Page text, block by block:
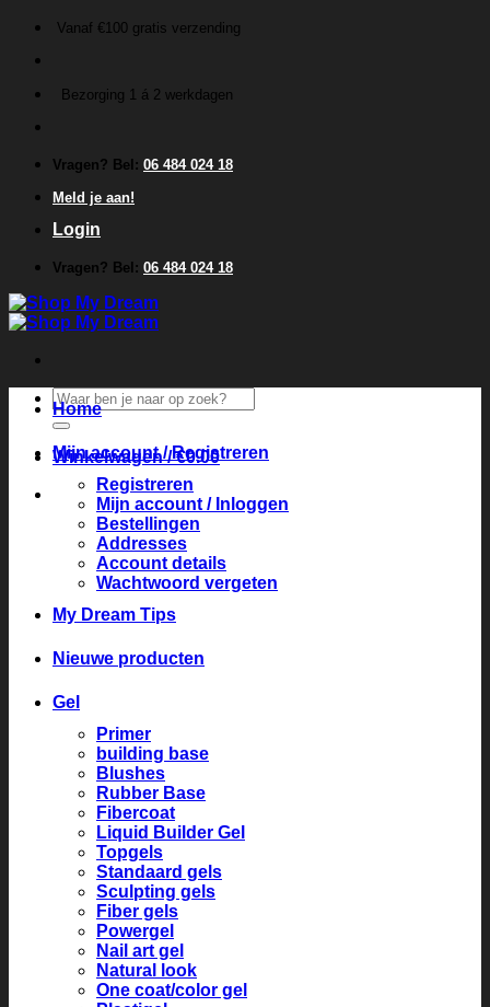
inhoud
Vanaf €100 gratis verzending
Bezorging 1 á 2 werkdagen
Vragen? Bel: 06 484 024 18
Meld je aan!
Login
Vragen? Bel: 06 484 024 18
Zoeken
naar:
Winkelwagen /€0.00
Home
Mijn account / Registreren
Registreren
Mijn account / Inloggen
Bestellingen
Addresses
Account details
Wachtwoord vergeten
My Dream Tips
Nieuwe producten
Gel
Primer
building base
Blushes
Rubber Base
Fibercoat
Liquid Builder Gel
Topgels
Standaard gels
Sculpting gels
Fiber gels
Powergel
Nail art gel
Natural look
One coat/color gel